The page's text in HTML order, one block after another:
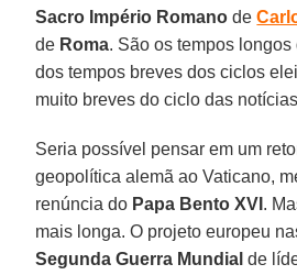
Sacro Império Romano de
de Roma. São os tempos
dos tempos breves dos ciclos
muito breves do ciclo das
Seria possível pensar em um
geopolítica alemã ao Vaticano,
renúncia do Papa Bento XVI .
mais longa. O projeto europeu
Segunda Guerra Mundial de